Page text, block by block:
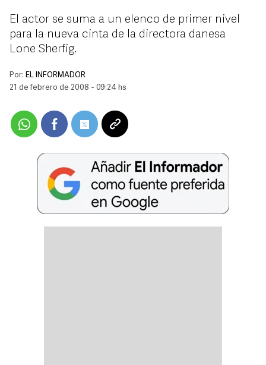
El actor se suma a un elenco de primer nivel
para la nueva cinta de la directora danesa
Lone Sherfig.
Por: EL INFORMADOR
21 de febrero de 2008 - 09:24 hs